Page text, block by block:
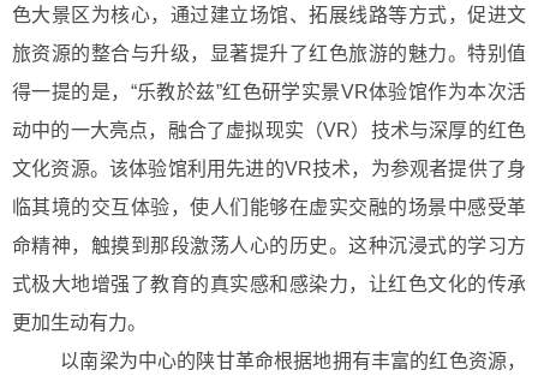
色大景区为核心，通过建立场馆、拓展线路等方式，促进文
旅资源的整合与升级，显著提升了红色旅游的魅力。特别值
得一提的是，“乐教於兹”红色研学实景VR体验馆作为本次活
动中的一大亮点，融合了虚拟现实（VR）技术与深厚的红色
文化资源。该体验馆利用先进的VR技术，为参观者提供了身
临其境的交互体验，使人们能够在虚实交融的场景中感受革
命精神，触摸到那段激荡人心的历史。这种沉浸式的学习方
式极大地增强了教育的真实感和感染力，让红色文化的传承
更加生动有力。
以南梁为中心的陕甘革命根据地拥有丰富的红色资源，